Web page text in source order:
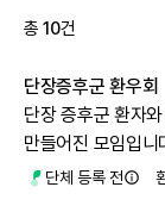
총10건
단장증후군 환우회
단장 증후군 환자
만들어진 모임입니
단체 등록 전